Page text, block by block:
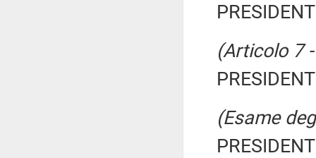
(Articolo 7
(Esame